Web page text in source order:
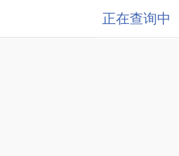
正在查询中